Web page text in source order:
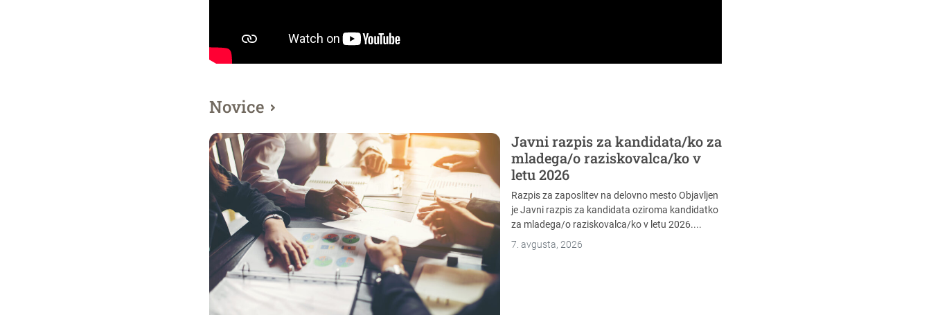
Novice
Javni razpis za kandidata/ko za
mladega/o raziskovalca/ko v
letu 2026
Razpis za zaposlitev na delovno mesto Objavljen
je Javni razpis za kandidata oziroma kandidatko
za mladega/o raziskovalca/ko v letu 2026....
7. avgusta, 2026